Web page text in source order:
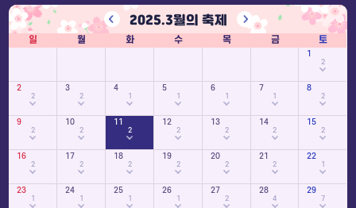
2025.3월의 축제
일 월 화 수 목 금 토
1
2
2
2
3
2
4
1
5
1
6
1
7
1
8
2
9
2
10
2
11
2
12
2
13
2
14
2
15
2
16
2
17
2
18
2
19
2
20
2
21
2
22
1
23
1
24
1
25
1
26
1
27
2
28
4
29
7